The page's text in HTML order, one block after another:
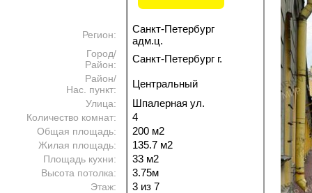
Регион:
Санкт-Петербург
адм.ц.
Город/
Район:
Санкт-Петербург г.
Район/
Нас. пункт:
Центральный
Улица: Шпалерная ул.
Количество комнат: 4
Общая площадь: 200 м2
Жилая площадь: 135.7 м2
Площадь кухни: 33 м2
Высота потолка: 3.75м
Этаж: 3 из 7